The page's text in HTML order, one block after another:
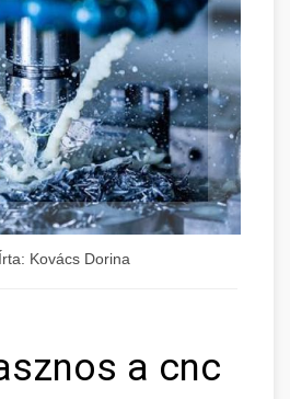
Írta: Kovács Dorina
a cnc